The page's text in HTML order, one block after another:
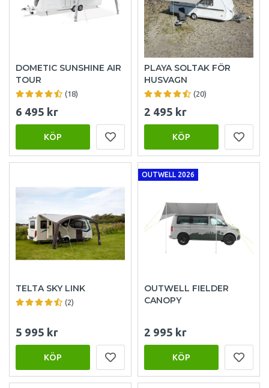
DOMETIC SUNSHINE AIR
TOUR
(18)
6 495 kr
KÖP
PLAYA SOLTAK FÖR
HUSVAGN
(20)
2 495 kr
KÖP
TELTA SKY LINK
(2)
5 995 kr
KÖP
OUTWELL 2026
OUTWELL FIELDER
CANOPY
2 995 kr
KÖP